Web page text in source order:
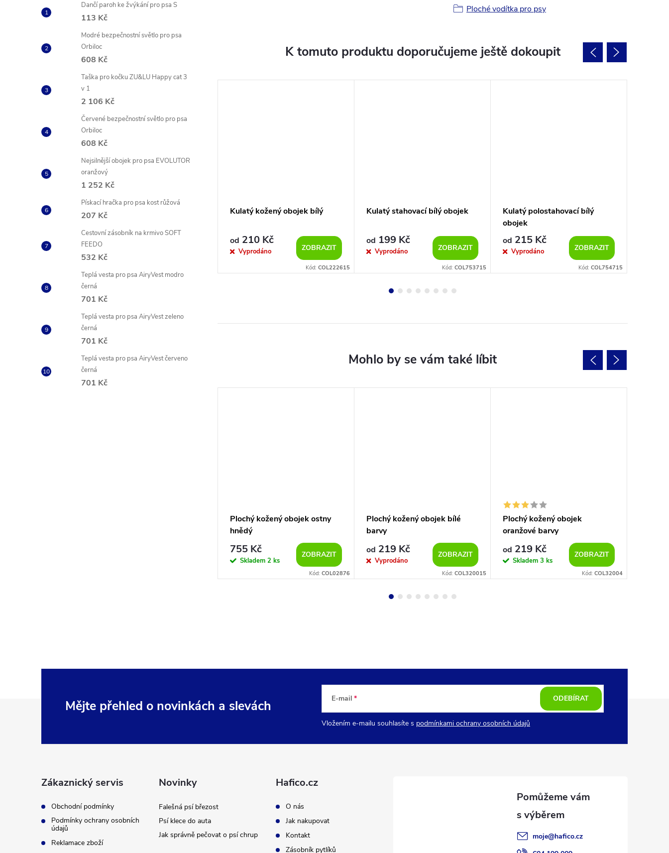
Dančí paroh ke žvýkání pro psa S
113 Kč
Modré bezpečnostní světlo pro psa
Orbiloc
608 Kč
Taška pro kočku ZU&LU Happy cat 3
v 1
2 106 Kč
Červené bezpečnostní světlo pro psa
Orbiloc
608 Kč
Nejsilnější obojek pro psa EVOLUTOR
oranžový
1 252 Kč
Pískací hračka pro psa kost růžová
207 Kč
Cestovní zásobník na krmivo SOFT
FEEDO
532 Kč
Teplá vesta pro psa AiryVest modro
černá
701 Kč
Teplá vesta pro psa AiryVest zeleno
černá
701 Kč
Teplá vesta pro psa AiryVest červeno
černá
701 Kč
Ploché vodítka pro psy
K tomuto produktu doporučujeme ještě dokoupit
s dvojitým
ZOBRAZIT
Plochý kožený obojek Soft
od
Skladem
Kulatý kožený obojek bílý
od 210 Kč
Vyprodáno ZOBRAZIT
Kód: COL222615
Kulatý stahovací bílý obojek
od 199 Kč
Vyprodáno ZOBRAZIT
Kód: COL753715
Kulatý polostahovací bílý
obojek
od 215 Kč
Vyprodáno ZOBRAZIT
Kód: COL754715
Plochý kožený obojek ostny
hnědý
755 Kč
Skladem 2 ks
ZOBRAZIT
Kód: COL02876
Plochý kožený obojek bílé
barvy
od 219 Kč
Vyprodáno
ZOBRAZIT
Kód: COL320015
Plochý kožený obojek
oranžové barvy
od 219 Kč
Skladem 3 ks
ZOBRAZIT
Kód: COL32004
Mějte přehled o novinkách a slevách E-mail
Vložením e-mailu souhlasíte s podmínkami ochrany osobních údajů
ODEBÍRAT
Zákaznický servis
Obchodní podmínky
Podmínky ochrany osobních
údajů
Reklamace zboží
Novinky
Falešná psí březost
Psí klece do auta
Jak správně pečovat o psí chrup
Hafico.cz
O nás
Jak nakupovat
Kontakt
Zásobník pytlíků
moje@hafico.cz